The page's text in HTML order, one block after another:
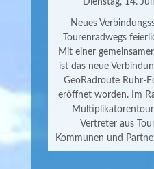
Dienstag, 14.
Neues
Tourenradwegs
Mit einer
ist das neue
GeoRadroute Ruhr-
eröffnet worden. Im
Vertreter aus
Kommunen und